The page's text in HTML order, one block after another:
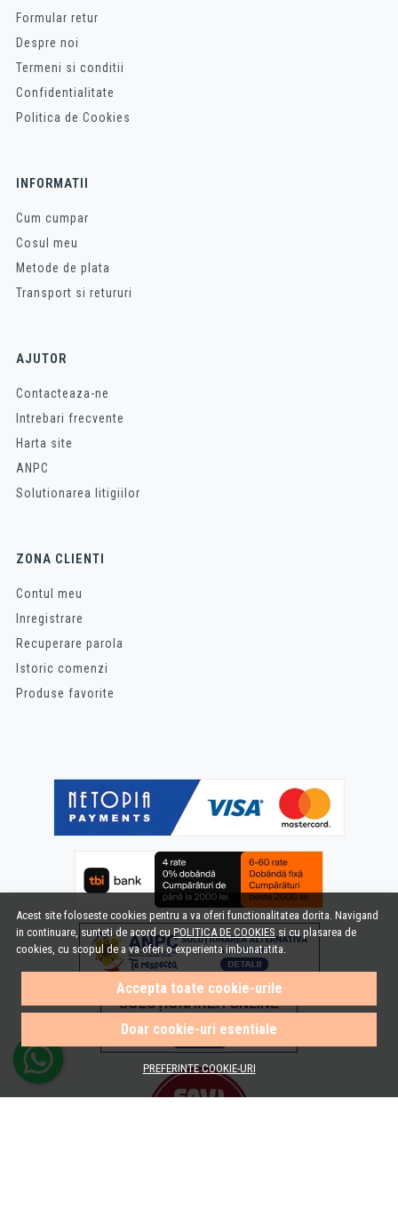
Acest site foloseste cookies pentru a va oferi functionalitatea dorita. Navigand
in continuare, sunteti de acord cuPOLITICA DE COOKIES si cu plasarea de
cookies, cu scopul de a va oferi o experienta imbunatatita.
Accepta toate cookie-urile
Doar cookie-uri esentiale
PREFERINTE COOKIE-URI
Formular retur
Despre noi
Termeni si conditii
Confidentialitate
Politica de Cookies
INFORMATII
Cum cumpar
Cosul meu
Metode de plata
Transport si retururi
AJUTOR
Contacteaza-ne
Intrebari frecvente
Harta site
ANPC
Solutionarea litigiilor
ZONA CLIENTI
Contul meu
Inregistrare
Recuperare parola
Istoric comenzi
Produse favorite